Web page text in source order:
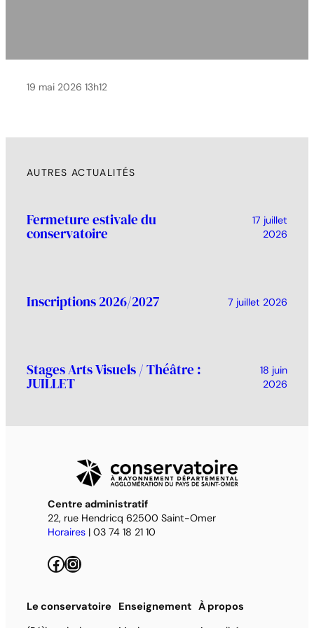
19 mai 2026 13h12
AUTRES ACTUALITÉS
Fermeture estivale du
conservatoire
17 juillet
2026
Inscriptions 2026/2027 7 juillet 2026
Stages Arts Visuels / Théâtre :
JUILLET
18 juin
2026
Centre administratif
22, rue Hendricq 62500 Saint-Omer
Horaires | 03 74 18 21 10
Facebook Instagram
Le conservatoire Enseignement À propos